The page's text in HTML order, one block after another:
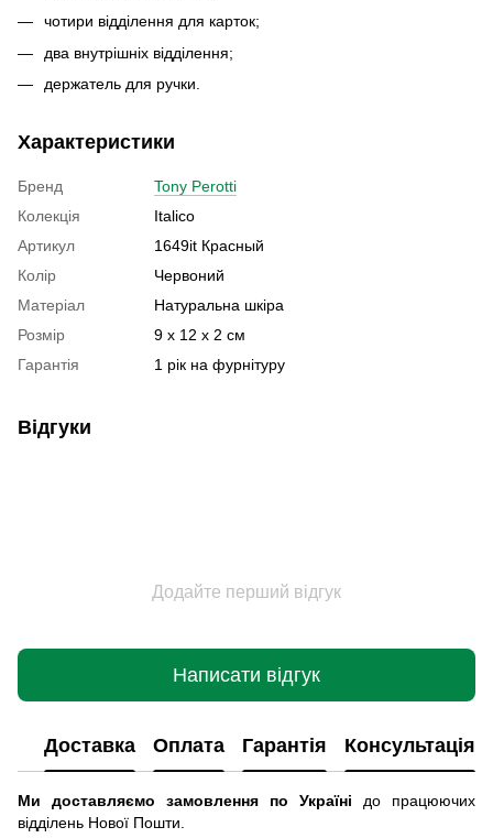
чотири відділення для карток;
два внутрішніх відділення;
держатель для ручки.
Характеристики
Бренд
Tony Perotti
Колекція
Italico
Артикул
1649it Красный
Колір
Червоний
Матеріал
Натуральна шкіра
Розмір
9 x 12 x 2 см
Гарантія
1 рік на фурнітуру
Відгуки
Додайте перший відгук
Написати відгук
Доставка Оплата Гарантія Консультація
Ми доставляємо замовлення по Україні
до працюючих
відділень Нової Пошти